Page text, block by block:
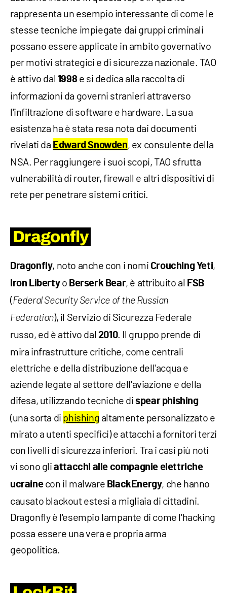
rappresenta un esempio interessante di come le
stesse tecniche impiegate dai gruppi criminali
possano essere applicate in ambito governativo
per motivi strategici e di sicurezza nazionale. TAO
è attivo dal 1998 e si dedica alla raccolta di
informazioni da governi stranieri attraverso
l'infiltrazione di software e hardware. La sua
esistenza ha è stata resa nota dai documenti
rivelati da Edward Snowden, ex consulente della
NSA. Per raggiungere i suoi scopi, TAO sfrutta
vulnerabilità di router, firewall e altri dispositivi di
rete per penetrare sistemi critici.
Dragonfly
Dragonfly, noto anche con i nomi Crouching Yeti,
Iron Libertyo Berserk Bear, è attribuito al FSB
(Federal Security Service of the Russian
Federation), il Servizio di Sicurezza Federale
russo, ed è attivo dal 2010. Il gruppo prende di
mira infrastrutture critiche, come centrali
elettriche e della distribuzione dell'acqua e
aziende legate al settore dell'aviazione e della
difesa, utilizzando tecniche dispear phishing
(una sorta di phishing altamente personalizzato e
mirato a utenti specifici) e attacchi a fornitori terzi
con livelli di sicurezza inferiori. Tra i casi più noti
vi sono gliattacchi alle compagnie elettriche
ucrainecon il malware BlackEnergy, che hanno
causato blackout estesi a migliaia di cittadini.
Dragonfly è l'esempio lampante di come l'hacking
possa essere una vera e propria arma
geopolitica.